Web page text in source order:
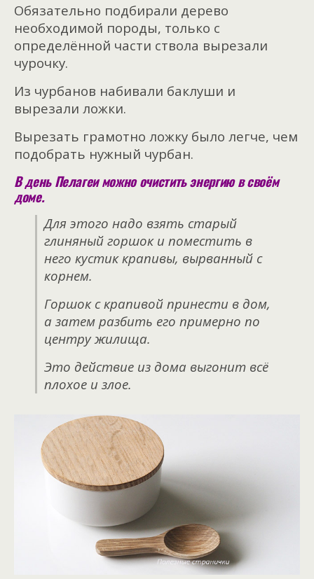
Обязательно подбирали дерево
необходимой породы, только с
определённой части ствола вырезали
чурочку.
Из чурбанов набивали баклуши и
вырезали ложки.
Вырезать грамотно ложку было легче, чем
подобрать нужный чурбан.
В день Пелагеи можно очистить энергию в своём
доме.
Для этого надо взять старый
глиняный горшок и поместить в
него кустик крапивы, вырванный с
корнем.
Горшок с крапивой принести в дом,
а затем разбить его примерно по
центру жилища.
Это действие из дома выгонит всё
плохое и злое.